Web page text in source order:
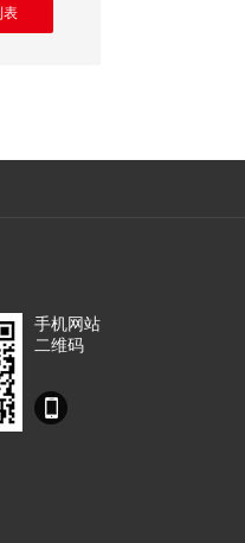
表
手机网站
二维码